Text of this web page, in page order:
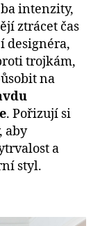
intenzity,
ztrácet čas
designéra,
trojkám,
na
. Pořizují si
aby
a
styl.